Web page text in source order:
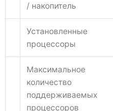
/ накопитель
Установленные
процессоры
Максимальное
количество
поддерживаемых
процессоров